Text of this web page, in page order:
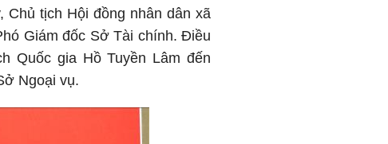
Chủ tịch Hội đồng nhân dân xã
Giám đốc Sở Tài chính. Điều
Quốc gia Hồ Tuyền Lâm đến
Ngoại vụ.